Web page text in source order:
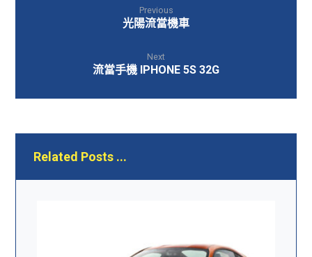
Previous
光陽流當機車
Next
流當手機 IPHONE 5S 32G
Related Posts ...